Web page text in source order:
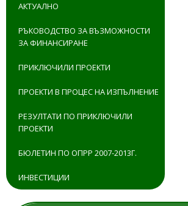
АКТУАЛНО
РЪКОВОДСТВО ЗА ВЪЗМОЖНОСТИ
ЗА ФИНАНСИРАНЕ
ПРИКЛЮЧИЛИ ПРОЕКТИ
ПРОЕКТИ В ПРОЦЕС НА ИЗПЪЛНЕНИЕ
РЕЗУЛТАТИ ПО ПРИКЛЮЧИЛИ
ПРОЕКТИ
БЮЛЕТИН ПО ОПРР 2007-2013Г.
ИНВЕСТИЦИИ